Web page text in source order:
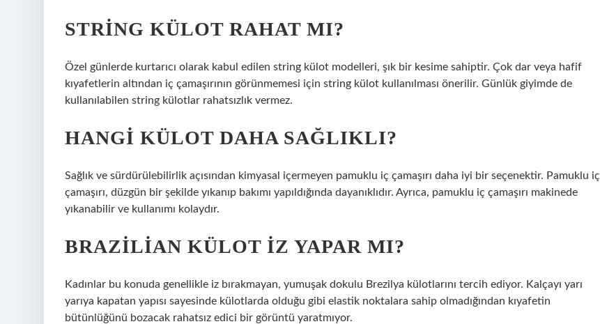
STRING KÜLOT RAHAT MI?
Özel günlerde kurtarıcı olarak kabul edilen string külot modelleri, şık bir kesime sahiptir. Çok dar veya hafif
kıyafetlerin altından iç çamaşırının görünmemesi için string külot kullanılması önerilir. Günlük giyimde de
kullanılabilen string külotlar rahatsızlık vermez.
HANGI KÜLOT DAHA SAĞLIKLI?
Sağlık ve sürdürülebilirlik açısından kimyasal içermeyen pamuklu iç çamaşırı daha iyi bir seçenektir. Pamuklu iç
çamaşırı, düzgün bir şekilde yıkanıp bakımı yapıldığında dayanıklıdır. Ayrıca, pamuklu iç çamaşırı makinede
yıkanabilir ve kullanımı kolaydır.
BRAZILIAN KÜLOT IZ YAPAR MI?
Kadınlar bu konuda genellikle iz bırakmayan, yumuşak dokulu Brezilya külotlarını tercih ediyor. Kalçayı yarı
yarıya kapatan yapısı sayesinde külotlarda olduğu gibi elastik noktalara sahip olmadığından kıyafetin
bütünlüğünü bozacak rahatsız edici bir görüntü yaratmıyor.